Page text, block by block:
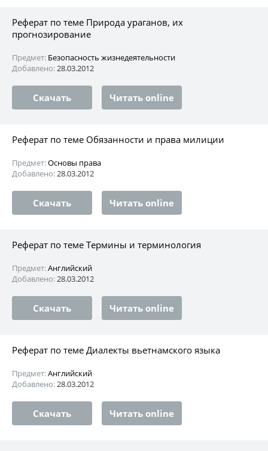
Реферат по теме Природа ураганов, их
прогнозирование
Предмет: Безопасность жизнедеятельности
Добавлено:28.03.2012
Скачать Читать online
Реферат по теме Обязанности и права милиции
Предмет:Основы права
Добавлено:28.03.2012
Скачать Читать online
Реферат по теме Термины и терминология
Предмет:Английский
Добавлено:28.03.2012
Скачать Читать online
Реферат по теме Диалекты вьетнамского языка
Предмет:Английский
Добавлено:28.03.2012
Скачать Читать online